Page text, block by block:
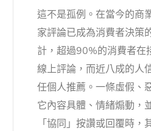
這不是孤例。在當今的商
家評論已成為消費者決策
計，超過90%的消費者在
線上評論，而近八成的人
任個人推薦。一條虛假、
它內容具體、情緒煽動，
「協同」按讚或回覆時，